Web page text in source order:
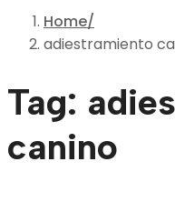
Home
adiestramiento
Tag:
canino